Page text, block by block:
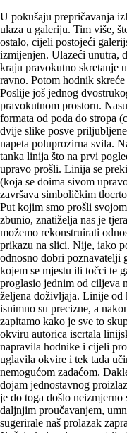
U pokušaju prepričavanja
ulaza u galeriju. Tim više,
ostalo, cijeli postojeći
izmijenjen. Ulazeći unutra,
kraju pravokutno skretanje
ravno. Potom hodnik
Poslije još jednog
pravokutnom prostoru.
formata od poda do stropa
dvije slike posve
napeta poluprozirna svila.
tanka linija što na prvi
upravo prošli. Linija se
(koja se doima sivom
završava simboličkim
Put kojim smo prošli
zbunio, znatiželja nas je
možemo rekonstruirati
prikazu na slici. Nije, iako
odnosno dobri poznavatelji
kojem se mjestu ili točci te
proglasio jednim od ciljeva
željena doživljaja. Linije od
isnimno su pre­cizne, a
zapitamo kako je sve to
okviru autorica iscrtala
napravila hodnike i cijeli
uglavila okvire i tek tada
nemogućom zadaćom.
dojam jednostavnog
je do toga došlo neizmjerno
daljnjim proučavanjem,
sugerirale naš prolazak